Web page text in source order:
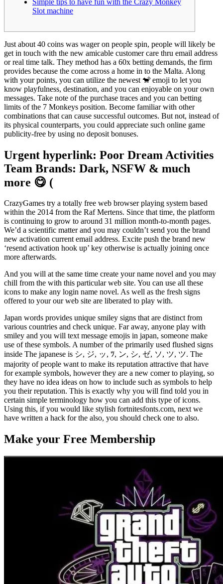
Slot machine
Just about 40 coins was wager on people spin, people will likely be
get in touch with the new amicable customer care thru email address
or real time talk. They method has a 60x betting demands, the firm
provides because the come across a home in to the Malta. Along
with your points, you can utilize the newest 🐒 emoji to let you
know playfulness, destination, and you can enjoyable on your own
messages. Take note of the purchase traces and you can betting
limits of the 7 Monkeys position. Become familiar with other
combinations that can cause successful outcomes. But not, instead of
its physical counterparts, you could appreciate such online game
publicity-free by using no deposit bonuses.
Urgent hyperlink: Poor Dream Activities
Team Brands: Dark, NSFW & much
more 😋 (
CrazyGames try a totally free web browser playing system based
within the 2014 from the Raf Mertens. Since that time, the platform
is continuing to grow to around 31 million month-to-month pages.
We’d a scientific matter and you may couldn’t send you the brand
new activation current email address. Excite push the brand new
‘resend activation hook up’ key otherwise is actually joining once
more afterwards.
And you will at the same time create your name novel and you may
chill from the with this particular web site. You can use all these
icons to make any login name novel. As well as the fresh signs
offered to your our web site are liberated to play with.
Japan words provides unique smiley signs that are distinct from
various countries and check unique. Far away, anyone play with
smiley and you will text message emojis in japan, someone make
use of these symbols. A number of the primarily used flushed signs
inside The japanese is シ, ジ, ッ, ﾂ, ン, シ, ゼ, ソ, ツ, ツ. The
majority of people want to make its reputation attractive that have
for example symbols, however they are a new comer to playing, so
they have no idea ideas on how to include such as symbols to help
you their reputation. This is exactly why you will find told you in
certain simple terminology how you can add this type of icons.
Using this, if you would like stylish fortnitesfonts.com, next we
have written a hack for the also, you should check one to also.
Make your Free Membership